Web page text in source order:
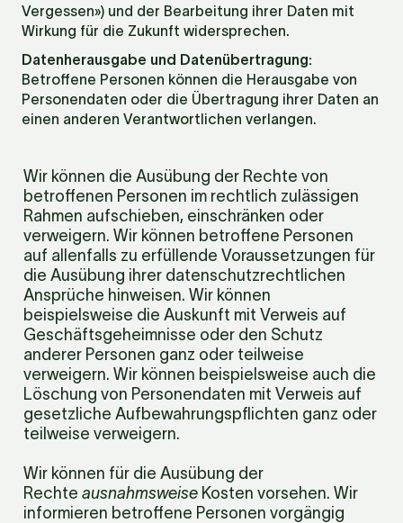
Vergessen») und der Bearbeitung ihrer Daten mit
Wirkung für die Zukunft widersprechen.
Datenherausgabe und Datenübertragung:
Betroffene Personen können die Herausgabe von
Personendaten oder die Übertragung ihrer Daten an
einen anderen Verantwortlichen verlangen.
Wir können die Ausübung der Rechte von
betroffenen Personen im rechtlich zulässigen
Rahmen aufschieben, einschränken oder
verweigern. Wir können betroffene Personen
auf allenfalls zu erfüllende Voraussetzungen für
die Ausübung ihrer datenschutzrechtlichen
Ansprüche hinweisen. Wir können
beispielsweise die Auskunft mit Verweis auf
Geschäftsgeheimnisse oder den Schutz
anderer Personen ganz oder teilweise
verweigern. Wir können beispielsweise auch die
Löschung von Personendaten mit Verweis auf
gesetzliche Aufbewahrungspflichten ganz oder
teilweise verweigern.
Wir können für die Ausübung der
Rechte ausnahmsweise Kosten vorsehen. Wir
informieren betroffene Personen vorgängig